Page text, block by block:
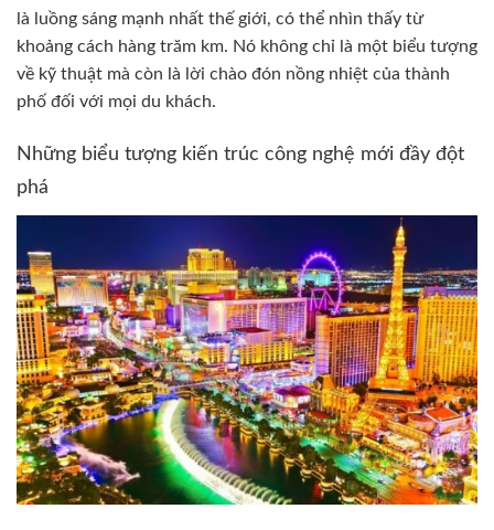
là luồng sáng mạnh nhất thế giới, có thể nhìn thấy từ
khoảng cách hàng trăm km. Nó không chỉ là một biểu tượng
về kỹ thuật mà còn là lời chào đón nồng nhiệt của thành
phố đối với mọi du khách.
Những biểu tượng kiến trúc công nghệ mới đầy đột
phá